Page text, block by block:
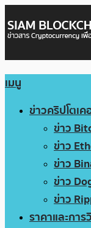
เมนู
ข่าวคริปโตเค
ข่าว
ข่าว
ข่าว
ข่าว
ข่าว
ราคาและการ